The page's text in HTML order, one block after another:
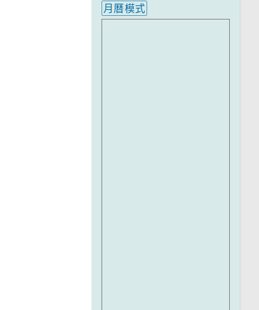
月曆模式